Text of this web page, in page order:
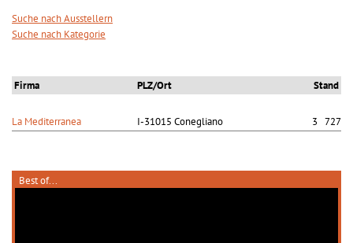
Suche nach Ausstellern
Suche nach Kategorie
Firma PLZ/Ort Stand
La Mediterranea I-31015 Conegliano 3 727
Best of...